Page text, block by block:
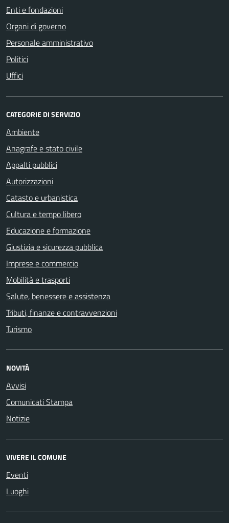
Enti e fondazioni
Organi di governo
Personale amministrativo
Politici
Uffici
CATEGORIE DI SERVIZIO
Ambiente
Anagrafe e stato civile
Appalti pubblici
Autorizzazioni
Catasto e urbanistica
Cultura e tempo libero
Educazione e formazione
Giustizia e sicurezza pubblica
Imprese e commercio
Mobilità e trasporti
Salute, benessere e assistenza
Tributi, finanze e contravvenzioni
Turismo
NOVITÀ
Avvisi
Comunicati Stampa
Notizie
VIVERE IL COMUNE
Eventi
Luoghi